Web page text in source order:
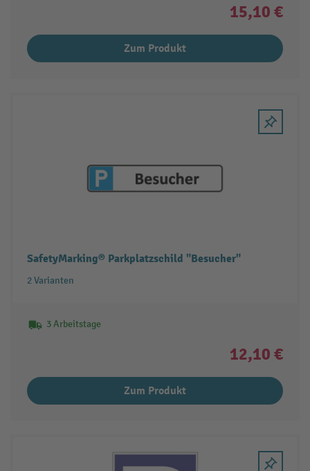
15,10 €
Zum Produkt
SafetyMarking® Parkplatzschild "Besucher"
2 Varianten
3 Arbeitstage
12,10 €
Zum Produkt